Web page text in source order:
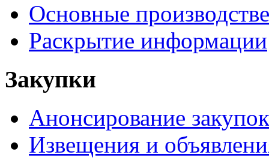
Основные
Раскрытие информации
Закупки
Анонсирование закупок
Извещения и